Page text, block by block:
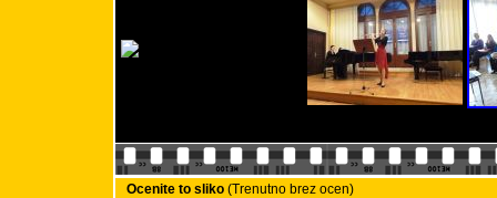
Ocenite to sliko(Trenutno brez ocen)